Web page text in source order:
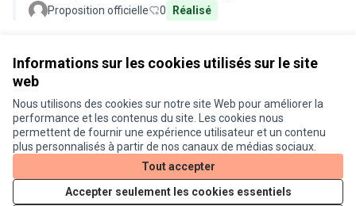
Informations sur les cookies utilisés sur le site
web
Nous utilisons des cookies sur notre site Web pour améliorer la
performance et les contenus du site. Les cookies nous
permettent de fournir une expérience utilisateur et un contenu
plus personnalisés à partir de nos canaux de médias sociaux.
Tout accepter
Accepter seulement les cookies essentiels
Proposition officielle 0 Réalisé
Conditions d'utilisation
Paramètres des cookies
Je participe ! sur X
(Lien externe)
Je participe ! sur Facebook
Je participe ! sur Instagram